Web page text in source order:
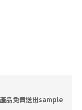
品免費送出sample